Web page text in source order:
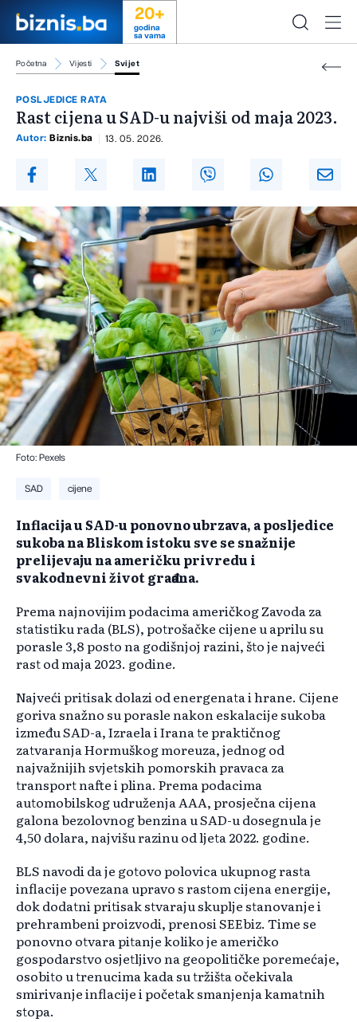
20+
godina
sa vama
Početna Vijesti Svijet
POSLJEDICE RATA
Rast cijena u SAD-u najviši od maja 2023.
Autor: Biznis.ba 13. 05. 2026.
Foto: Pexels
SAD cijene
Inflacija u SAD-u ponovno ubrzava, a posljedice
sukoba na Bliskom istoku sve se snažnije
prelijevaju na američku privredu i
svakodnevni život građana.
Prema najnovijim podacima američkog Zavoda za
statistiku rada (BLS), potrošačke cijene u aprilu su
porasle 3,8 posto na godišnjoj razini, što je najveći
rast od maja 2023. godine.
Najveći pritisak dolazi od energenata i hrane. Cijene
goriva snažno su porasle nakon eskalacije sukoba
između SAD-a, Izraela i Irana te praktičnog
zatvaranja Hormuškog moreuza, jednog od
najvažnijih svjetskih pomorskih pravaca za
transport nafte i plina. Prema podacima
automobilskog udruženja AAA, prosječna cijena
galona bezolovnog benzina u SAD-u dosegnula je
4,50 dolara, najvišu razinu od ljeta 2022. godine.
BLS navodi da je gotovo polovica ukupnog rasta
inflacije povezana upravo s rastom cijena energije,
dok dodatni pritisak stvaraju skuplje stanovanje i
prehrambeni proizvodi, prenosi SEEbiz. Time se
ponovno otvara pitanje koliko je američko
gospodarstvo osjetljivo na geopolitičke poremećaje,
osobito u trenucima kada su tržišta očekivala
smirivanje inflacije i početak smanjenja kamatnih
stopa.